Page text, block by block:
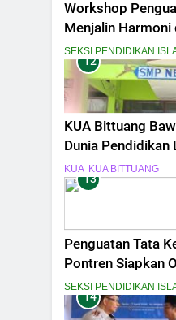
Workshop
Menjalin
untuk
SEKSI PENDIDIKAN
12
KUA Bittuang
Dunia Pendidikan
SMPN 01 Bittuang
KUA KUA BITTUANG
13
Penguatan Tata
Pontren Siapkan
EMIS
SEKSI PENDIDIKAN
14